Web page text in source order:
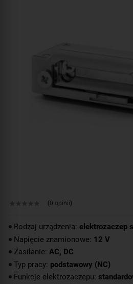
(0 opinii)
Rodzaj urządzenia: elektrozaczep
Napięcie znamionowe: 12 V
Zasilanie: AC, DC
Typ pracy: podstawowy (NC)
Funkcje elektrozaczepu: